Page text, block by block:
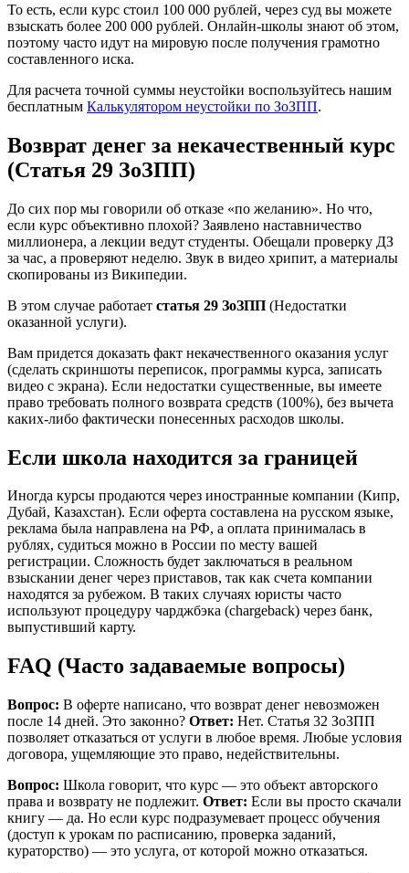
То есть, если курс стоил 100 000 рублей, через суд вы можете
взыскать более 200 000 рублей. Онлайн-школы знают об этом,
поэтому часто идут на мировую после получения грамотно
составленного иска.
Для расчета точной суммы неустойки воспользуйтесь нашим
бесплатным Калькулятором неустойки по ЗоЗПП.
Возврат денег за некачественный курс
(Статья 29 ЗоЗПП)
До сих пор мы говорили об отказе «по желанию». Но что,
если курс объективно плохой? Заявлено наставничество
миллионера, а лекции ведут студенты. Обещали проверку ДЗ
за час, а проверяют неделю. Звук в видео хрипит, а материалы
скопированы из Википедии.
В этом случае работает статья 29 ЗоЗПП (Недостатки
оказанной услуги).
Вам придется доказать факт некачественного оказания услуг
(сделать скриншоты переписок, программы курса, записать
видео с экрана). Если недостатки существенные, вы имеете
право требовать полного возврата средств (100%), без вычета
каких-либо фактически понесенных расходов школы.
Если школа находится за границей
Иногда курсы продаются через иностранные компании (Кипр,
Дубай, Казахстан). Если оферта составлена на русском языке,
реклама была направлена на РФ, а оплата принималась в
рублях, судиться можно в России по месту вашей
регистрации. Сложность будет заключаться в реальном
взыскании денег через приставов, так как счета компании
находятся за рубежом. В таких случаях юристы часто
используют процедуру чарджбэка (chargeback) через банк,
выпустивший карту.
FAQ (Часто задаваемые вопросы)
Вопрос: В оферте написано, что возврат денег невозможен
после 14 дней. Это законно? Ответ: Нет. Статья 32 ЗоЗПП
позволяет отказаться от услуги в любое время. Любые условия
договора, ущемляющие это право, недействительны.
Вопрос: Школа говорит, что курс — это объект авторского
права и возврату не подлежит. Ответ: Если вы просто скачали
книгу — да. Но если курс подразумевает процесс обучения
(доступ к урокам по расписанию, проверка заданий,
кураторство) — это услуга, от которой можно отказаться.